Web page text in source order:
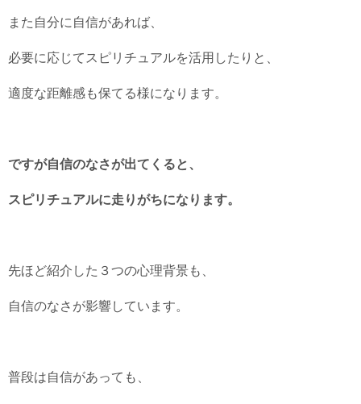
また自分に自信があれば、
必要に応じてスピリチュアルを活用したりと、
適度な距離感も保てる様になります。
ですが自信のなさが出てくると、
スピリチュアルに走りがちになります。
先ほど紹介した３つの心理背景も、
自信のなさが影響しています。
普段は自信があっても、